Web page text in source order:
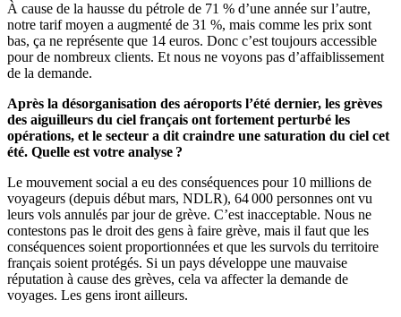
À cause de la hausse du pétrole de 71 % d’une année sur l’autre,
notre tarif moyen a augmenté de 31 %, mais comme les prix sont
bas, ça ne représente que 14 euros. Donc c’est toujours accessible
pour de nombreux clients. Et nous ne voyons pas d’affaiblissement
de la demande.
Après la désorganisation des aéroports l’été dernier, les grèves
des aiguilleurs du ciel français ont fortement perturbé les
opérations, et le secteur a dit craindre une saturation du ciel cet
été. Quelle est votre analyse ?
Le mouvement social a eu des conséquences pour 10 millions de
voyageurs (depuis début mars, NDLR), 64 000 personnes ont vu
leurs vols annulés par jour de grève. C’est inacceptable. Nous ne
contestons pas le droit des gens à faire grève, mais il faut que les
conséquences soient proportionnées et que les survols du territoire
français soient protégés. Si un pays développe une mauvaise
réputation à cause des grèves, cela va affecter la demande de
voyages. Les gens iront ailleurs.